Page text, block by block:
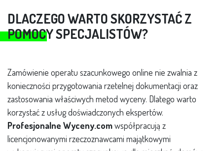
DLACZEGO WARTO SKORZYSTAĆ Z
POMOCY SPECJALISTÓW?
Zamówienie operatu szacunkowego online nie zwalnia z
konieczności przygotowania rzetelnej dokumentacji oraz
zastosowania właściwych metod wyceny. Dlatego warto
korzystać z usług doświadczonych ekspertów.
Profesjonalne Wyceny.comwspółpracują z
licencjonowanymi rzeczoznawcami majątkowymi